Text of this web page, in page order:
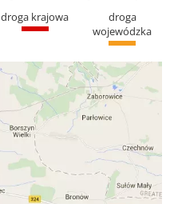
droga krajowa
droga
wojewódzka